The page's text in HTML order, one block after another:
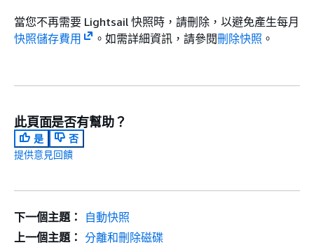
當您不再需要 Lightsail 快照時，請刪除，以避免產生每月
快照儲存費用
。如需詳細資訊，請參閱刪除快照 。
此頁面是否有幫助？
是
否
提供意見回饋
下一個主題：
自動快照
上一個主題： 分離和刪除磁碟